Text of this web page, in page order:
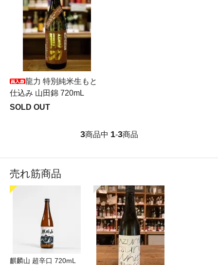
龍力 特別純米生もと
仕込み 山田錦 720mL
SOLD OUT
3商品中 1-3商品
売れ筋商品
麒麟山 超辛口 720mL